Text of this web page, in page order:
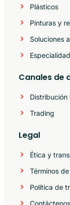
Plásticos
Pinturas y
Soluciones
Canales de
Distribución
Trading
Legal
Ética y
Términos
Política de
Contáctenos